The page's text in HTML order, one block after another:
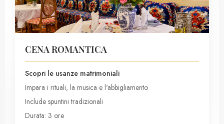
CENA ROMANTICA
Scopri le usanze matrimoniali
Impara i rituali, la musica e l'abbigliamento
Include spuntini tradizionali
Durata: 3 ore